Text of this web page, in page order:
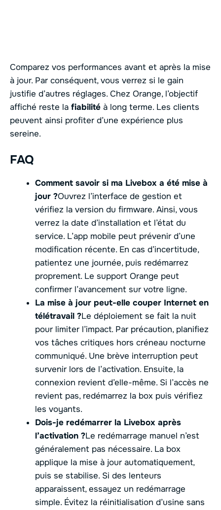
Comparez vos performances avant et après la mise
à jour. Par conséquent, vous verrez si le gain
justifie d’autres réglages. Chez Orange, l’objectif
affiché reste la fiabilité à long terme. Les clients
peuvent ainsi profiter d’une expérience plus
sereine.
FAQ
Comment savoir si ma Livebox a été mise à
jour ?Ouvrez l’interface de gestion et
vérifiez la version du firmware. Ainsi, vous
verrez la date d’installation et l’état du
service. L’app mobile peut prévenir d’une
modification récente. En cas d’incertitude,
patientez une journée, puis redémarrez
proprement. Le support Orange peut
confirmer l’avancement sur votre ligne.
La mise à jour peut-elle couper Internet en
télétravail ?Le déploiement se fait la nuit
pour limiter l’impact. Par précaution, planifiez
vos tâches critiques hors créneau nocturne
communiqué. Une brève interruption peut
survenir lors de l’activation. Ensuite, la
connexion revient d’elle-même. Si l’accès ne
revient pas, redémarrez la box puis vérifiez
les voyants.
Dois-je redémarrer la Livebox après
l’activation ?Le redémarrage manuel n’est
généralement pas nécessaire. La box
applique la mise à jour automatiquement,
puis se stabilise. Si des lenteurs
apparaissent, essayez un redémarrage
simple. Évitez la réinitialisation d’usine sans